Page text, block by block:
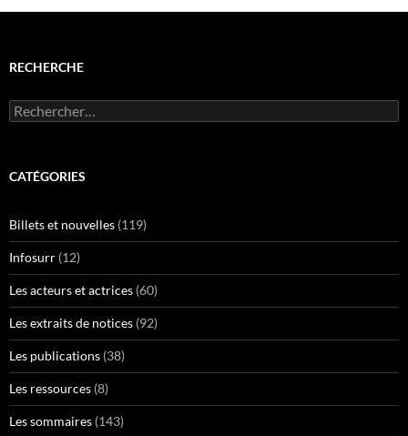
articles
RECHERCHE
Rechercher :
CATÉGORIES
Billets et nouvelles (119)
Infosurr (12)
Les acteurs et actrices (60)
Les extraits de notices (92)
Les publications (38)
Les ressources (8)
Les sommaires (143)